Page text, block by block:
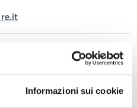
Informazioni sui cookie